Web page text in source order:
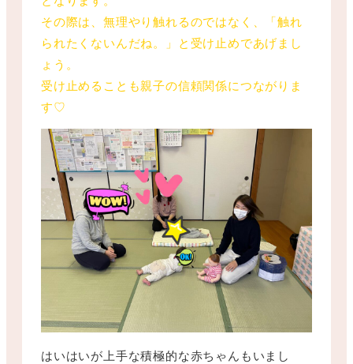
その際は、無理やり触れるのではなく、「触れ
られたくないんだね。」と受け止めであげまし
ょう。
受け止めることも親子の信頼関係につながりま
す♡
はいはいが上手な積極的な赤ちゃんもいまし